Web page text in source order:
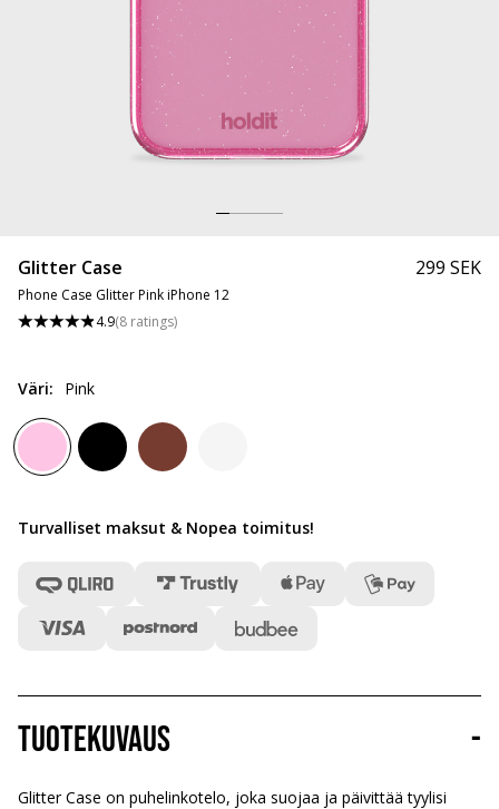
Glitter Case
Phone Case Glitter Pink iPhone 12
4.9(8 ratings)
299 SEK
Väri: Pink
Turvalliset maksut & Nopea toimitus!
Tuotekuvaus -
Glitter Case on puhelinkotelo, joka suojaa ja päivittää tyylisi